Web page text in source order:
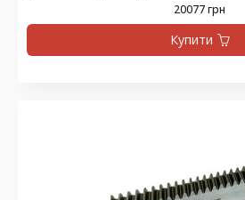
20077 грн
Купити